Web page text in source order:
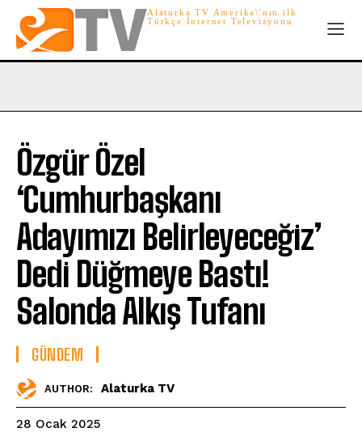
Alaturka TV Amerika\'nın ilk
Türkçe İnternet Televizyonu
Özgür Özel
‘Cumhurbaşkanı
Adayımızı Belirleyeceğiz’
Dedi Düğmeye Bastı!
Salonda Alkış Tufanı
GÜNDEM
AUTHOR: Alaturka TV
28 Ocak 2025